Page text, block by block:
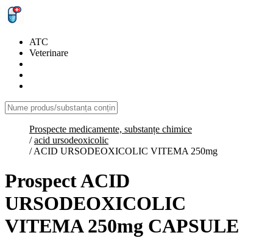
ATC
Veterinare
Prospecte medicamente, substanțe chimice
/ acid ursodeoxicolic
/ ACID URSODEOXICOLIC VITEMA 250mg
Prospect ACID
URSODEOXICOLIC
VITEMA 250mg CAPSULE